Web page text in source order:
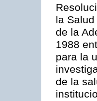
la
de la
1988
para la
de la